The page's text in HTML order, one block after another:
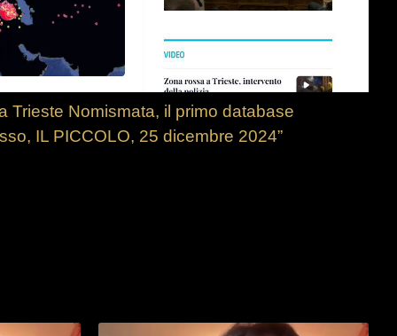
Trieste Nomismata, il primo database
IL PICCOLO, 25 dicembre 2024”